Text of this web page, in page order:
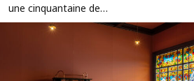
une cinquantaine de…